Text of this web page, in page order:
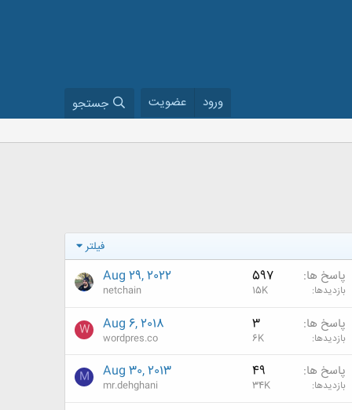
ورود عضویت جستجو
فیلتر
پاسخ ها 597
بازدیدها 15K
Aug 29, 2022
netchain
پاسخ ها 3
بازدیدها 6K
Aug 6, 2018
wordpres.co
W
پاسخ ها 49
بازدیدها 34K
Aug 30, 2013
mr.dehghani
M